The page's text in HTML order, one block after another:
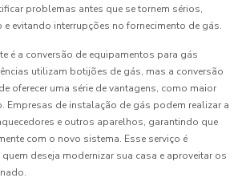
problemas antes que se tornem sérios,
evitando interrupções no fornecimento de gás.
é a conversão de equipamentos para gás
utilizam botijões de gás, mas a conversão
oferecer uma série de vantagens, como maior
Empresas de instalação de gás podem realizar a
e outros aparelhos, garantindo que
com o novo sistema. Esse serviço é
deseja modernizar sua casa e aproveitar os